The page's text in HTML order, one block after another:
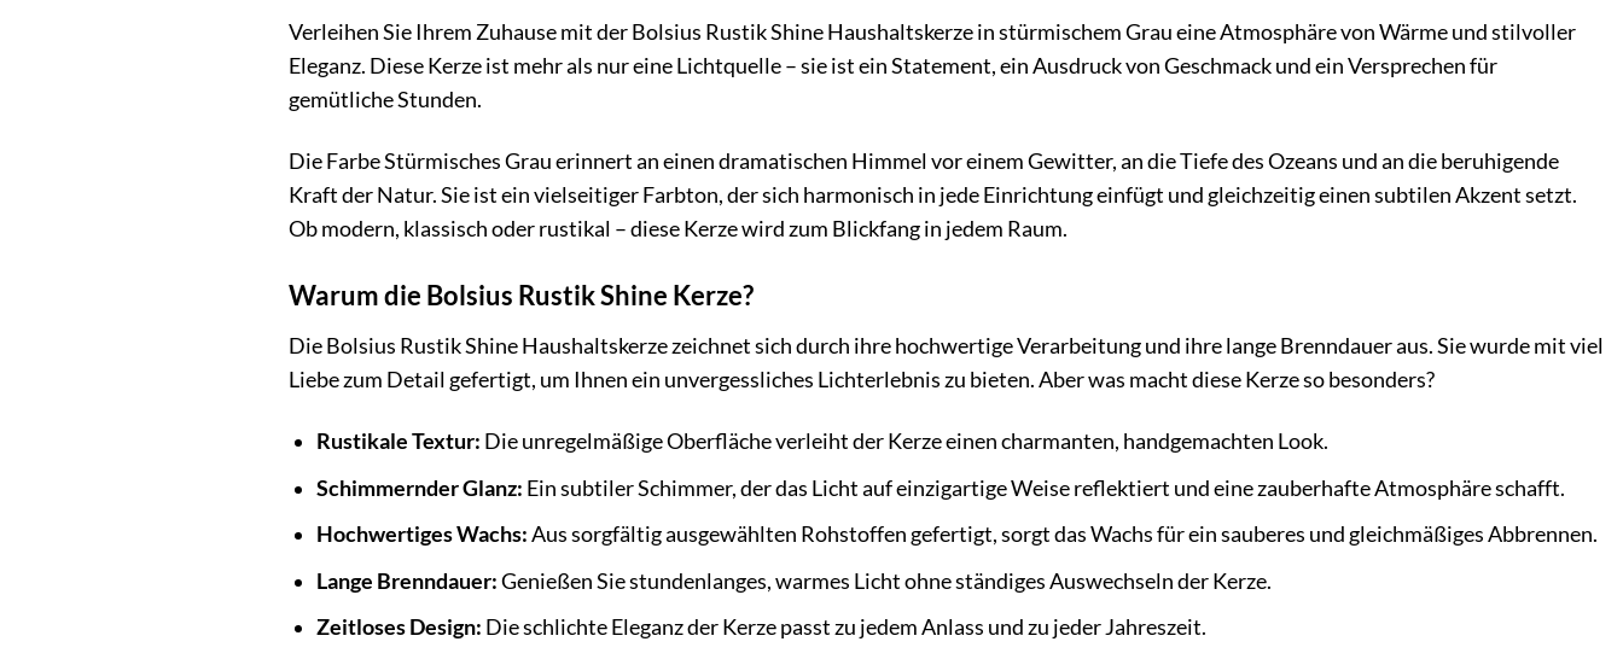
Verleihen Sie Ihrem Zuhause mit der Bolsius Rustik Shine Haushaltskerze in stürmischem Grau eine Atmosphäre von Wärme und stilvoller
Eleganz. Diese Kerze ist mehr als nur eine Lichtquelle – sie ist ein Statement, ein Ausdruck von Geschmack und ein Versprechen für
gemütliche Stunden.
Die Farbe Stürmisches Grau erinnert an einen dramatischen Himmel vor einem Gewitter, an die Tiefe des Ozeans und an die beruhigende
Kraft der Natur. Sie ist ein vielseitiger Farbton, der sich harmonisch in jede Einrichtung einfügt und gleichzeitig einen subtilen Akzent setzt.
Ob modern, klassisch oder rustikal – diese Kerze wird zum Blickfang in jedem Raum.
Warum die Bolsius Rustik Shine Kerze?
Die Bolsius Rustik Shine Haushaltskerze zeichnet sich durch ihre hochwertige Verarbeitung und ihre lange Brenndauer aus. Sie wurde mit viel
Liebe zum Detail gefertigt, um Ihnen ein unvergessliches Lichterlebnis zu bieten. Aber was macht diese Kerze so besonders?
Rustikale Textur: Die unregelmäßige Oberfläche verleiht der Kerze einen charmanten, handgemachten Look.
Schimmernder Glanz: Ein subtiler Schimmer, der das Licht auf einzigartige Weise reflektiert und eine zauberhafte Atmosphäre schafft.
Hochwertiges Wachs:Aus sorgfältig ausgewählten Rohstoffen gefertigt, sorgt das Wachs für ein sauberes und gleichmäßiges Abbrennen.
Lange Brenndauer:Genießen Sie stundenlanges, warmes Licht ohne ständiges Auswechseln der Kerze.
Zeitloses Design: Die schlichte Eleganz der Kerze passt zu jedem Anlass und zu jeder Jahreszeit.